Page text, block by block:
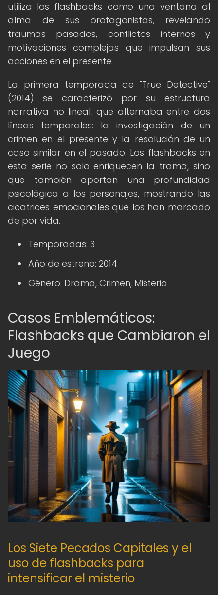
utiliza los flashbacks como una ventana al
alma de sus protagonistas, revelando
traumas pasados, conflictos internos y
motivaciones complejas que impulsan sus
acciones en el presente.
La primera temporada de "True Detective"
(2014) se caracterizó por su estructura
narrativa no lineal, que alternaba entre dos
líneas temporales: la investigación de un
crimen en el presente y la resolución de un
caso similar en el pasado. Los flashbacks en
esta serie no solo enriquecen la trama, sino
que también aportan una profundidad
psicológica a los personajes, mostrando las
cicatrices emocionales que los han marcado
de por vida.
Temporadas: 3
Año de estreno: 2014
Género: Drama, Crimen, Misterio
Casos Emblemáticos:
Flashbacks que Cambiaron el
Juego
Los Siete Pecados Capitales y el
uso de flashbacks para
intensificar el misterio